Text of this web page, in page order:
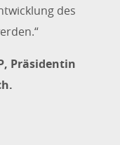
des
Präsidentin